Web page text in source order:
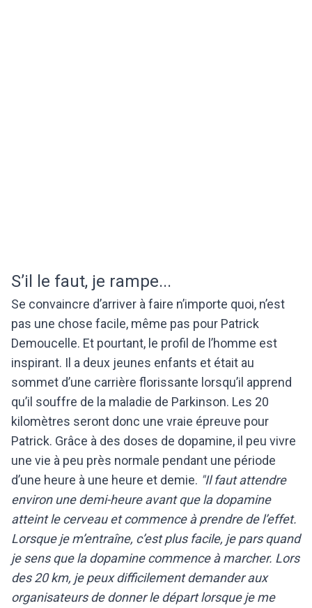
S’il le faut, je rampe...
Se convaincre d’arriver à faire n’importe quoi, n’est
pas une chose facile, même pas pour Patrick
Demoucelle. Et pourtant, le profil de l’homme est
inspirant. Il a deux jeunes enfants et était au
sommet d’une carrière florissante lorsqu’il apprend
qu’il souffre de la maladie de Parkinson. Les 20
kilomètres seront donc une vraie épreuve pour
Patrick. Grâce à des doses de dopamine, il peu vivre
une vie à peu près normale pendant une période
d’une heure à une heure et demie. "Il faut attendre
environ une demi-heure avant que la dopamine
atteint le cerveau et commence à prendre de l’effet.
Lorsque je m’entraîne, c’est plus facile, je pars quand
je sens que la dopamine commence à marcher. Lors
des 20 km, je peux difficilement demander aux
organisateurs de donner le départ lorsque je me